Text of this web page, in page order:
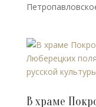
В храме